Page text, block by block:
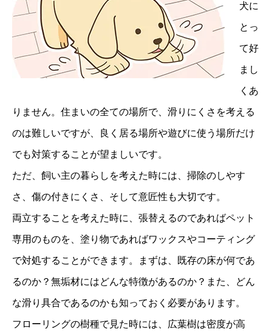
犬に
とっ
て好
まし
くあ
りません。住まいの全ての場所で、滑りにくさを考える
のは難しいですが、良く居る場所や遊びに使う場所だけ
でも対策することが望ましいです。
ただ、飼い主の暮らしを考えた時には、掃除のしやす
さ、傷の付きにくさ、そして意匠性も大切です。
両立することを考えた時に、張替えるのであればペット
専用のものを、塗り物であればワックスやコーティング
で対処することができます。 まずは、既存の床が何であ
るのか？無垢材にはどんな特徴があるのか？また、どん
な滑り具合であるのかも知っておく必要があります。
フローリングの樹種で見た時には、広葉樹は密度が高